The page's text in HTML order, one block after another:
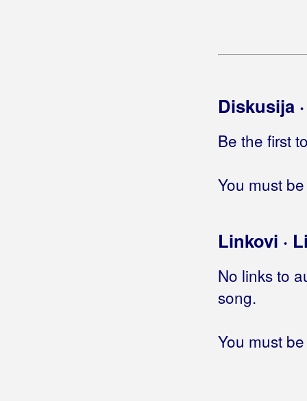
Diskusija
Be the first
You must
Linkovi ·
No links to
song.
You must